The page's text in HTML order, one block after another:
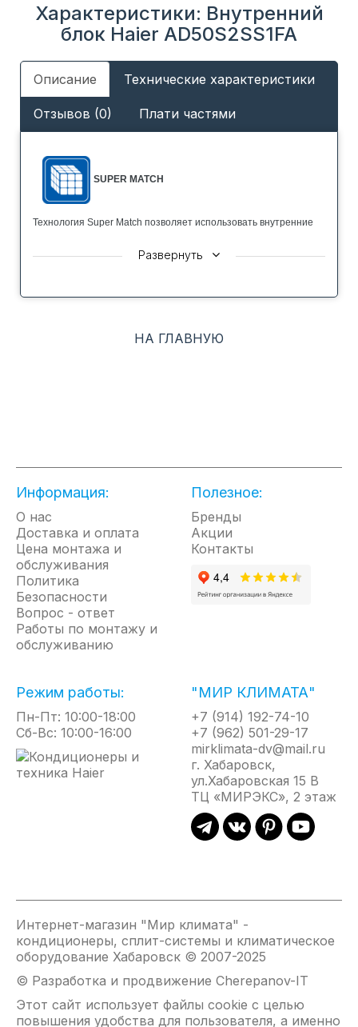
Характеристики: Внутренний
блок Haier AD50S2SS1FA
Описание Технические характеристики
Отзывов (0) Плати частями
SUPER MATCH
Технология Super Match позволяет использовать внутренние
полупромышленных систем, а также мультизональных систем
Этот режим позволит быстро создать комфортные условия
Недельный таймер позволяет программировать
индивидуальные временные интервалы работы кондиционера
в течение недельного цикла эксплуатации.
НОЧНОЙ РЕЖИМ
Специальный режим работы предусматривает снижение
ГРУППОВОЕ УПРАВЛЕНИЕ
Управление группой до 16 единиц внутренних блоков может
осуществляться с помощью одного проводного пульта. При
этом все внутренние блоки будут работать в одном режиме
(Используется единая температурная уставка. Все внутренние
блоки работают в одном режиме (тепло или холод). У всех
внутренних блоков - одна скорость вращения вентилятора)
внутренних блоков). Позволяет осуществлять управление как
каждым внутренни блоком, так и группами блоков. Удобное
назначения, сдаваемых различным арендаторам,
предоставляя возможность объединения внутренних блоков в
группы для каждого арендатора.
Развернуть
НА ГЛАВНУЮ
Информация:
О нас
Доставка и оплата
Цена монтажа и
обслуживания
Политика
Безопасности
Вопрос - ответ
Работы по монтажу и
обслуживанию
Полезное:
Бренды
Акции
Контакты
Режим работы:
Пн-Пт: 10:00-18:00
Сб-Вс: 10:00-16:00
"МИР КЛИМАТА"
+7 (914) 192-74-10
+7 (962) 501-29-17
mirklimata-dv@mail.ru
г. Хабаровск,
ул.Хабаровская 15 В
ТЦ «МИРЭКС», 2 этаж
Интернет-магазин "Мир климата" -
кондиционеры, сплит-системы и климатическое
оборудование Хабаровск © 2007-2025
© Разработка и продвижение Cherepanov-IT
Этот сайт использует файлы cookie с целью
повышения удобства для пользователя, а именно